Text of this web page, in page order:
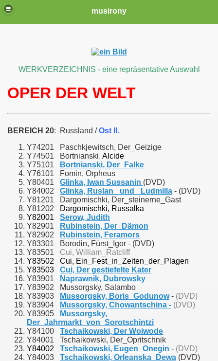
musirony
WERKVERZEICHNIS - eine repräsentative Auswahl
OPER DER WELT
BEREICH 20: Russland /Ost II.
Y74201 Paschkjewitsch, Der_Geizige
Y74501 Bortnianski, Alcide
Y75101
Bortnianski, Der_Falke
Y76101 Fomin, Orpheus
Y80401 Glinka, Iwan Sussanin (DVD)
Y84002 Glinka, Ruslan_ und_ Ludmilla - (DVD)
Y81201 Dargomischki, Der_steinerne_Gast
Y81202
Dargomischki, Russalka
Y82001 Serow, Judith
Y82901
Rubinstein, Der_Dämon
Y82902
Rubinstein, Feramors
Y83301 Borodin, Fürst_Igor - (DVD)
Y83501 Cui, William_Ratcliff
Y83502
Cui, Ein_Fest_in_Zeiten_der_Plagen
Y83503
Cui, Der gestiefelte Kater
Y83901
Naprawnik, Dubrowsky
Y83902 Mussorgsky, Salambo
Y83903
Mussorgsky, Boris_Godunow- (DVD)
Y83904
Mussorgsky, Chowantschina - (DVD)
Y83905
Mussorgsky,
Der_Jahrmarkt_von_Sorotschintzi
Y84100 Tschaikowski, Der Woiwode
Y84001 Tschaikowski, Der_Opritschnik
Y84002
Tschaikowski, Eugen_Onegin - (DVD)
Y84003 Tschaikowski, Orleanska_Dewa (DVD)